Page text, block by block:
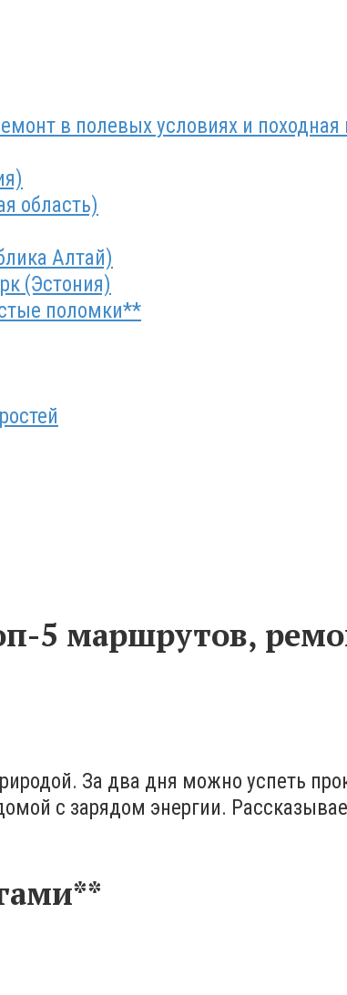
в полевых условиях и походная
область)
Алтай)
(Эстония)
поломки**
5 маршрутов,
За два дня можно успеть
с зарядом энергии.